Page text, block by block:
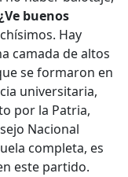
buenos
Hay
camada de altos
se formaron en
universitaria,
por la Patria,
Nacional
completa, es
este partido.